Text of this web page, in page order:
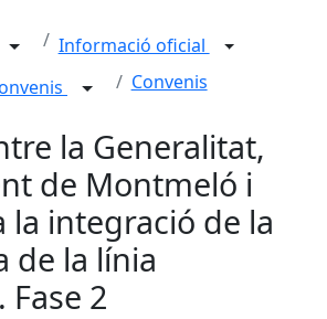
Informació oficial
Convenis
la Generalitat,
de Montmeló i
la integració de la
de la línia
2